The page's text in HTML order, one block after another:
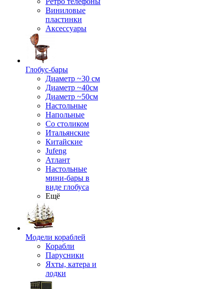
Виниловые
пластинки
Аксессуары
Глобус-бары
Диаметр ~30 см
Диаметр ~40см
Диаметр ~50см
Настольные
Напольные
Со столиком
Итальянские
Китайские
Jufeng
Атлант
Настольные
мини-бары в
виде глобуса
Ещё
Модели кораблей
Корабли
Парусники
Яхты, катера и
лодки